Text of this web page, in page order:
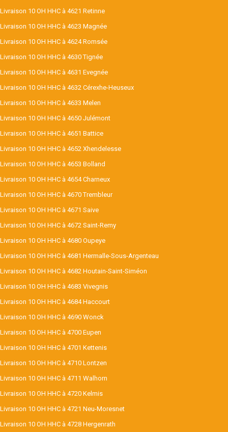
Livraison 10 OH HHC à 4621 Retinne
Livraison 10 OH HHC à 4623 Magnée
Livraison 10 OH HHC à 4624 Romsée
Livraison 10 OH HHC à 4630 Tignée
Livraison 10 OH HHC à 4631 Evegnée
Livraison 10 OH HHC à 4632 Cérexhe-Heuseux
Livraison 10 OH HHC à 4633 Melen
Livraison 10 OH HHC à 4650 Julémont
Livraison 10 OH HHC à 4651 Battice
Livraison 10 OH HHC à 4652 Xhendelesse
Livraison 10 OH HHC à 4653 Bolland
Livraison 10 OH HHC à 4654 Charneux
Livraison 10 OH HHC à 4670 Trembleur
Livraison 10 OH HHC à 4671 Saive
Livraison 10 OH HHC à 4672 Saint-Remy
Livraison 10 OH HHC à 4680 Oupeye
Livraison 10 OH HHC à 4681 Hermalle-Sous-Argenteau
Livraison 10 OH HHC à 4682 Houtain-Saint-Siméon
Livraison 10 OH HHC à 4683 Vivegnis
Livraison 10 OH HHC à 4684 Haccourt
Livraison 10 OH HHC à 4690 Wonck
Livraison 10 OH HHC à 4700 Eupen
Livraison 10 OH HHC à 4701 Kettenis
Livraison 10 OH HHC à 4710 Lontzen
Livraison 10 OH HHC à 4711 Walhorn
Livraison 10 OH HHC à 4720 Kelmis
Livraison 10 OH HHC à 4721 Neu-Moresnet
Livraison 10 OH HHC à 4728 Hergenrath